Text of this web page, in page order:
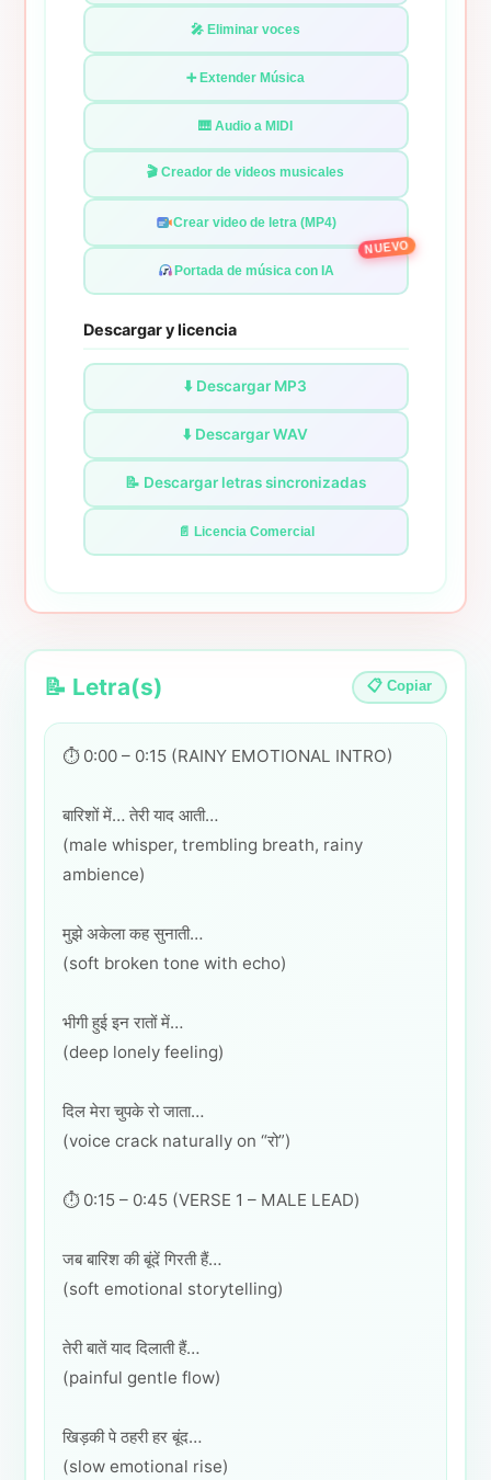
🎤 Eliminar voces
➕ Extender Música
🎹 Audio a MIDI
🎬 Creador de videos musicales
Crear video de letra (MP4)
Portada de música con IA
NUEVO
Descargar y licencia
⬇️ Descargar MP3
⬇️ Descargar WAV
📝 Descargar letras sincronizadas
📄 Licencia Comercial
📝 Letra(s) 📋 Copiar
⏱️ 0:00 – 0:15 (RAINY EMOTIONAL INTRO)
बारिशों में… तेरी याद आती…
(male whisper, trembling breath, rainy
ambience)
मुझे अकेला कह सुनाती…
(soft broken tone with echo)
भीगी हुई इन रातों में…
(deep lonely feeling)
दिल मेरा चुपके रो जाता…
(voice crack naturally on “रो”)
⏱️ 0:15 – 0:45 (VERSE 1 – MALE LEAD)
जब बारिश की बूंदें गिरती हैं…
(soft emotional storytelling)
तेरी बातें याद दिलाती हैं…
(painful gentle flow)
खिड़की पे ठहरी हर बूंद…
(slow emotional rise)